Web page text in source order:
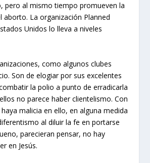
pero al mismo tiempo promueven la
aborto. La organización Planned
Unidos lo lleva a niveles
como algunos clubes
Son de elogiar por sus excelentes
la polio a punto de erradicarla
no parece haber clientelismo. Con
malicia en ello, en alguna medida
al diluir la fe en portarse
parecieran pensar, no hay
en Jesús.